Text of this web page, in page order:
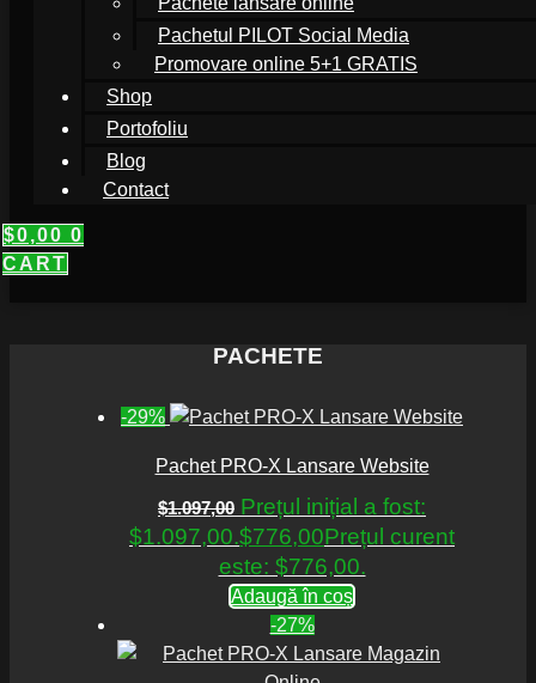
Pachetul PILOT Social Media
Promovare online 5+1 GRATIS
Shop
Portofoliu
Blog
Contact
$0,00 0
CART
PACHETE
-29%
Pachet PRO-X Lansare Website
$1.097,00 Prețul inițial a fost:
$1.097,00.$776,00Prețul curent
este: $776,00.
Adaugă în coș
-27%